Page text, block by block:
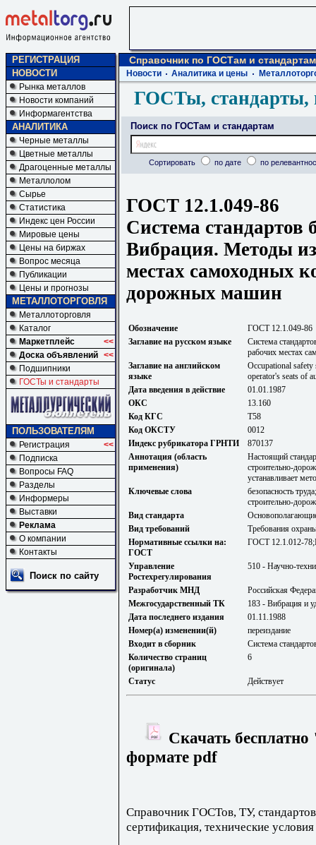
РЕГИСТРАЦИЯ
НОВОСТИ
Рынка металлов
Новости компаний
Информагентства
АНАЛИТИКА
Черные металлы
Цветные металлы
Драгоценные металлы
Металлолом
Сырье
Статистика
Индекс цен России
Мировые цены
Цены на биржах
Вопрос месяца
Публикации
Цены и прогнозы
МЕТАЛЛОТОРГОВЛЯ
Металлоторговля
Каталог
Маркетплейс
<<
Доска объявлений <<
Подшипники
ГОСТы и стандарты
ПОЛЬЗОВАТЕЛЯМ
Регистрация
<<
Подписка
Вопросы FAQ
Разделы
Информеры
Выставки
Реклама
О компании
Контакты
Поиск по сайту
Справочник по ГОСТам и стандартам
Новости Аналитика и цены
ГОСТы, стандарты,
Поиск по ГОСТам и стандартам
Сортировать по дате по
ГОСТ 12.1.049-86
Система стандартов
Вибрация. Методы
местах самоходных
дорожных машин
Обозначение
ГОСТ 12.1.049-86
Заглавие на русском языке
Система
рабочих местах
Заглавие на английском
языке
Occupational
operator's seats of
Дата введения в действие
01.01.1987
ОКС
13.160
Код КГС
Т58
Код ОКСТУ
0012
Индекс рубрикатора ГРНТИ
870137
Аннотация (область
применения)
Настоящий
строительно-
устанавливает
Ключевые слова
безопасность
строительно-
Вид стандарта
Вид требований
Требования
Нормативные ссылки на:
ГОСТ
ГОСТ 12.1.012-
Управление
Ростехрегулирования
510 - Научно-
Разработчик МНД
Российская
Межгосударственный ТК
183 - Вибрация и
Дата последнего издания
01.11.1988
Номер(а) изменении(й)
переиздание
Входит в сборник
Система
Количество страниц
(оригинала)
6
Статус Действует
Скачать
формате pdf
Справочник ГОСТов, ТУ,
сертификация, технические условия